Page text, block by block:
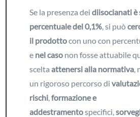
Se la presenza deidiisocianati è
percentuale del 0,1% , si può
il prodottocon uno con
e nel caso non fosse attuabile
sceltaattenersi alla normativa
un rigoroso percorso di
rischi ,formazione e
addestramentospecifici,